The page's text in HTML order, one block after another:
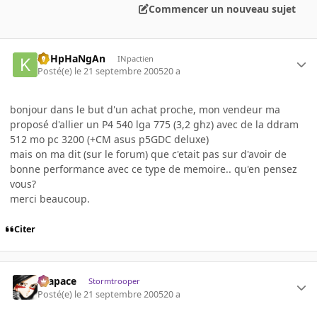
Commencer un nouveau sujet
KoHpHaNgAn INpactien
Posté(e) le 21 septembre 200520 a
bonjour dans le but d'un achat proche, mon vendeur ma
proposé d'allier un P4 540 lga 775 (3,2 ghz) avec de la ddram
512 mo pc 3200 (+CM asus p5GDC deluxe)
mais on ma dit (sur le forum) que c'etait pas sur d'avoir de
bonne performance avec ce type de memoire.. qu'en pensez
vous?
merci beaucoup.
Citer
Krapace Stormtrooper
Posté(e) le 21 septembre 200520 a